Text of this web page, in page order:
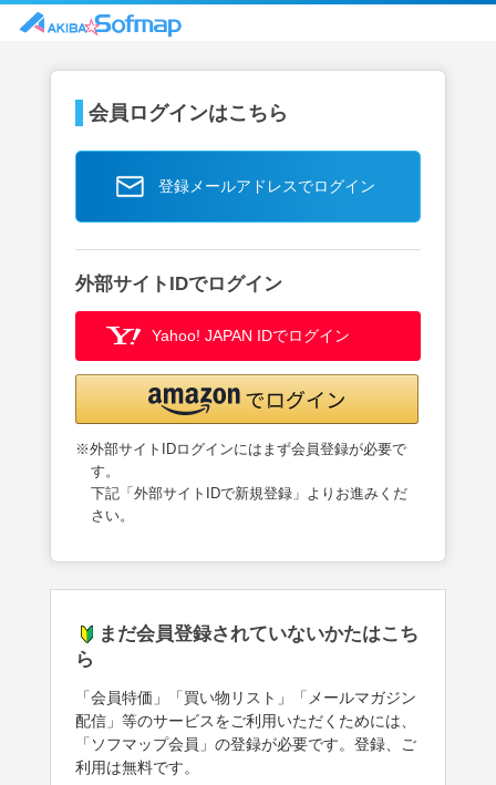
会員ログインはこちら
登録メールアドレスでログイン
外部サイトIDでログイン
Yahoo! JAPAN IDでログイン
※外部サイトIDログインにはまず会員登録が必要で
す。
下記「外部サイトIDで新規登録」よりお進みくだ
さい。
まだ会員登録されていないかたはこち
ら
「会員特価」「買い物リスト」「メールマガジン
配信」等のサービスをご利用いただくためには、
「ソフマップ会員」の登録が必要です。登録、ご
利用は無料です。